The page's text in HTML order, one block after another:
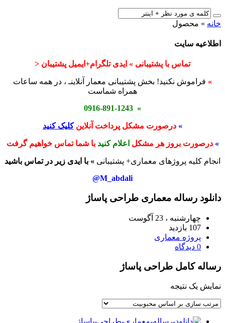
خانه » محصول
اطلاعیه سایت
تماس با پشتیبانی » ایدی تلگرام+ایمیل پشتیبان <
» فراموش نکنید! بخش پشتیبانی معمار آنلاینـ ، در همه ساعات
همراه شماست
» 0916-891-1243
» درصورت مشکل پرداخت آنلاینکلیک کنید
» درصورت بروز هر مشکل اعلام کنید با شما تماس خواهیم گرفت
انجام کلیه پروژهای معماری+ پشتیبانی » با ایدی زیر در تماس باشید
M_abdali@
دانلود رساله معماری طراحی پاساژ
چهارشنبه ، 23 آگوست
107 بازدید
پروژه معماری
0 دیدگاه
رساله کامل طراحی پاساژ
نمایش یک نتیجه